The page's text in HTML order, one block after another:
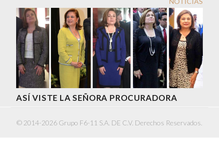
ASÍ VISTE LA SEÑORA PROCURADORA
© 2014-2026 Grupo F6-11 S.A. DE C.V. Derechos Reservados.